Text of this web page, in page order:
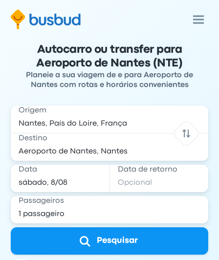
Autocarro ou transfer para
Aeroporto de Nantes (NTE)
Planeie a sua viagem de e para Aeroporto de
Nantes com rotas e horários convenientes
Origem
Destino
Data Data de retorno
Passageiros
Pesquisar